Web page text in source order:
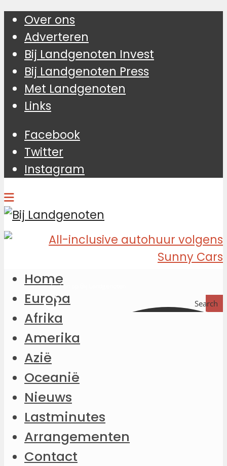
Over ons
Adverteren
Bij Landgenoten Invest
Bij Landgenoten Press
Met Landgenoten
Links
Facebook
Twitter
Instagram
Search
Home
Europa
Afrika
Amerika
Azië
Oceanië
Nieuws
Lastminutes
Arrangementen
Contact